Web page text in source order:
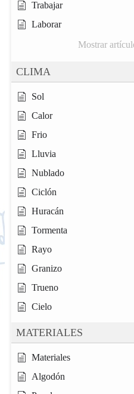
Trabajar
Laborar
Mostrar
CLIMA
Sol
Calor
Frio
Lluvia
Nublado
Ciclón
Huracán
Tormenta
Rayo
Granizo
Trueno
Cielo
MATERIALES
Materiales
Algodón